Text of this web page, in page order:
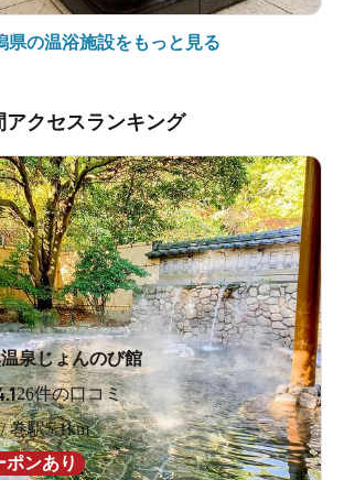
県の温浴施設をもっと見る
アクセスランキング
泉じょんのび館
26件の口コミ
巻駅5.1km
ポンあり